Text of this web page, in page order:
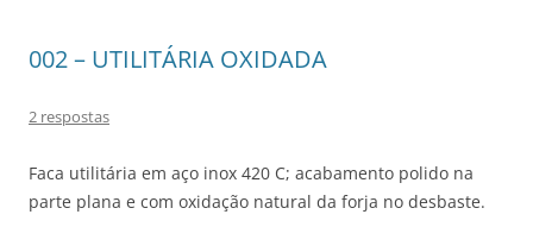
002 – UTILITÁRIA OXIDADA
2 respostas
Faca utilitária em aço inox 420 C; acabamento polido na
parte plana e com oxidação natural da forja no desbaste.